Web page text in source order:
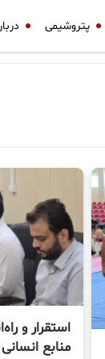
پتروشیمی
استقرار و
منابع انسانی